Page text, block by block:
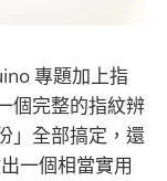
專題加上指
個完整的指紋辨
」全部搞定，還
一個相當實用